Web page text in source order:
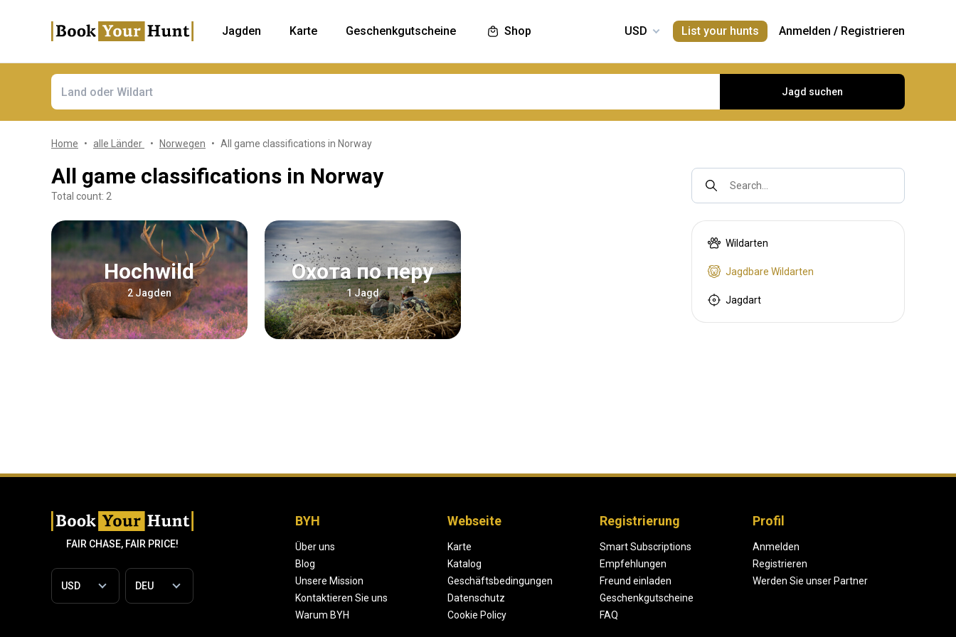
Jagden Karte Geschenkgutscheine Shop List your hunts Anmelden / Registrieren
Jagd suchen
Home alle Länder Norwegen All game classifications in Norway
All game classifications in Norway
Total count: 2
Search...
Hochwild
2 Jagden
Охота по перу
1 Jagd
Wildarten
Jagdbare Wildarten
Jagdart
FAIR CHASE, FAIR PRICE!
BYH
Über uns
Blog
Unsere Mission
Kontaktieren Sie uns
Warum BYH
Webseite
Karte
Katalog
Geschäftsbedingungen
Datenschutz
Cookie Policy
Registrierung
Smart Subscriptions
Empfehlungen
Freund einladen
Geschenkgutscheine
FAQ
Profil
Anmelden
Registrieren
Werden Sie unser Partner